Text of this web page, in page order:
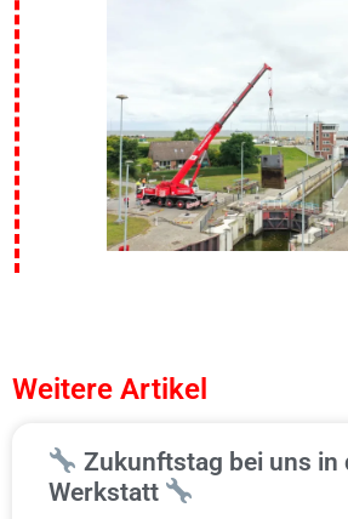
Weitere Artikel
Zukunftstag bei uns in
Werkstatt